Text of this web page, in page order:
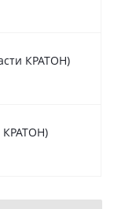
КРАТОН)
КРАТОН)